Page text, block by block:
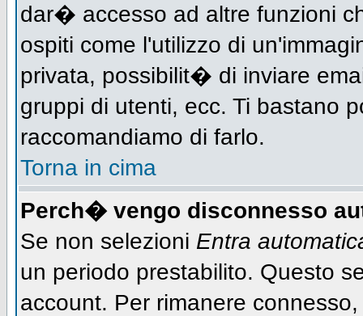
dar� accesso ad altre funzioni
ospiti come l'utilizzo di
privata, possibilit� di inviare
gruppi di utenti, ecc. Ti bastano
raccomandiamo di farlo.
Torna in cima
Perch� vengo disconnesso
Se non selezioni Entra
un periodo prestabilito. Questo
account. Per rimanere